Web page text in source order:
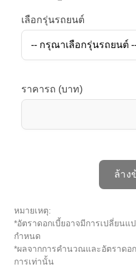
เลือกรุ่นรถยนต์
ราคารถ (บาท)
ล้าง
หมายเหตุ:
*อัตราดอกเบี้ยอาจมีการเปลี่ยน
กำหนด
*ผลจากการคำนวณและอัตราดอ
การเท่านั้น